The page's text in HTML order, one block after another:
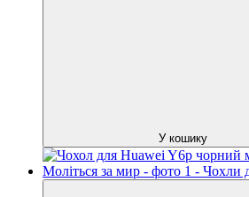
У кошику